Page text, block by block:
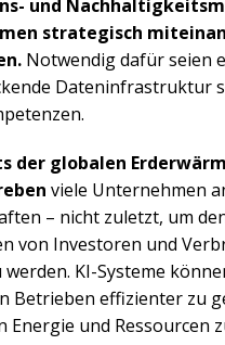
und
strategisch
Notwendig dafür seien
Dateninfrastruktur
der globalen
viele Unternehmen
– nicht zuletzt, um
von Investoren und
werden. KI-Systeme
Betrieben effizienter zu
Energie und Ressourcen